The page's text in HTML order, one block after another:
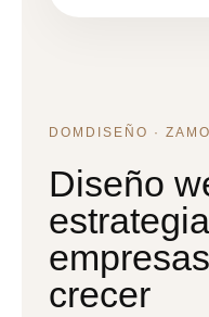
DOMDISEÑO ·
Diseño
crecer